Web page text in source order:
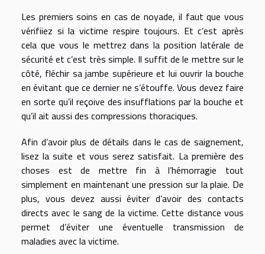
Les premiers soins en cas de noyade, il faut que vous
vérifiiez si la victime respire toujours. Et c’est après
cela que vous le mettrez dans la position latérale de
sécurité et c’est très simple. Il suffit de le mettre sur le
côté, fléchir sa jambe supérieure et lui ouvrir la bouche
en évitant que ce dernier ne s’étouffe. Vous devez faire
en sorte qu’il reçoive des insufflations par la bouche et
qu’il ait aussi des compressions thoraciques.
Afin d’avoirplus de détails dans le cas de saignement,
lisez la suite et vous serez satisfait. La première des
choses est de mettre fin à l’hémorragie tout
simplement en maintenant une pression sur la plaie. De
plus, vous devez aussi éviter d’avoir des contacts
directs avec le sang de la victime. Cette distance vous
permet d’éviter une éventuelle transmission de
maladies avec la victime.